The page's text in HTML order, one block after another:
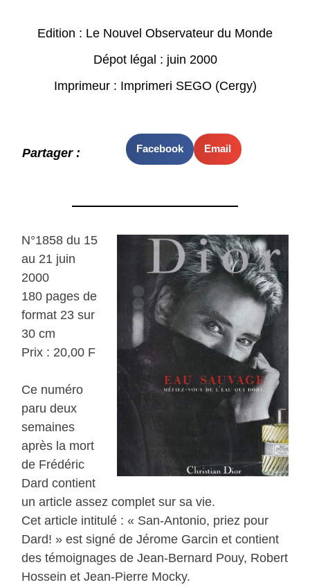
Edition : Le Nouvel Observateur du Monde
Dépot légal : juin 2000
Imprimeur : Imprimeri SEGO (Cergy)
Partager : Facebook Email
N°1858 du 15
au 21 juin
2000
180 pages de
format 23 sur
30 cm
Prix : 20,00 F
Ce numéro
paru deux
semaines
après la mort
de Frédéric
Dard contient
un article assez complet sur sa vie.
Cet article intitulé : « San-Antonio, priez pour
Dard! » est signé de Jérome Garcin et contient
des témoignages de Jean-Bernard Pouy, Robert
Hossein et Jean-Pierre Mocky.